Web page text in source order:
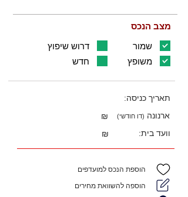
מצב הנכס
דרוש שיפוץ
שמור
חדש
משופץ
תאריך כניסה:
₪
ארנונה (דו חודשי)
₪ וועד בית:
הוספת הנכס למועדפים
הוספה להשוואת מחירים